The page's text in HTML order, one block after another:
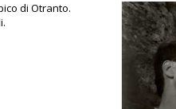
di Otranto.